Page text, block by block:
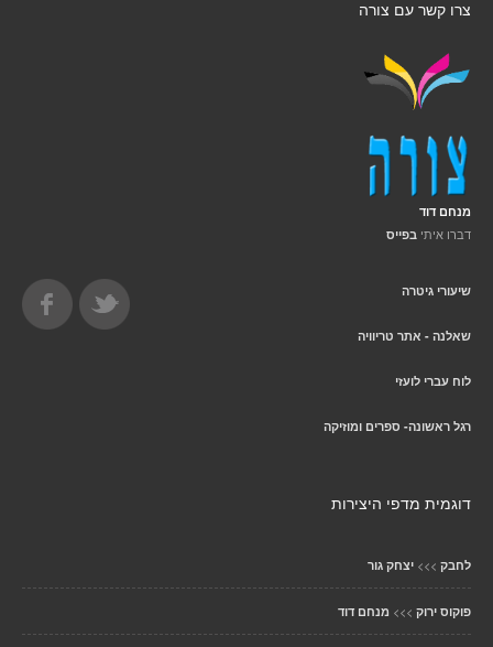
צרו קשר עם צורה
מנחם דוד
דברו איתי בפייס
שיעורי גיטרה
שאלנה - אתר טריוויה
לוח עברי לועזי
רגל ראשונה- ספרים ומוזיקה
דוגמית מדפי היצירות
לחבק >>> יצחק גור
פוקוס ירוק >>> מנחם דוד